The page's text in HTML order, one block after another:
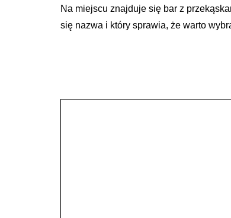
Na miejscu znajduje się bar z
się nazwa i który sprawia, że ​​warto